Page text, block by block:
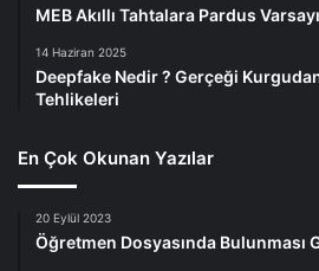
MEB Akıllı Tahtalara Pardus
14 Haziran 2025
Deepfake Nedir ? Gerçeği
Tehlikeleri
En Çok Okunan Yazılar
20 Eylül 2023
Öğretmen Dosyasında Bulunması